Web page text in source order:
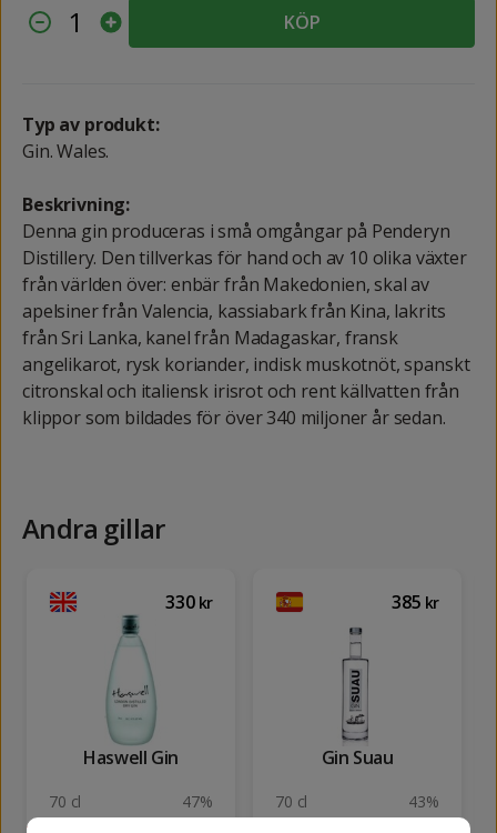
1 KÖP
Typ av produkt:
Gin. Wales.
Beskrivning:
Denna gin produceras i små omgångar på Penderyn
Distillery. Den tillverkas för hand och av 10 olika växter
från världen över: enbär från Makedonien, skal av
apelsiner från Valencia, kassiabark från Kina, lakrits
från Sri Lanka, kanel från Madagaskar, fransk
angelikarot, rysk koriander, indisk muskotnöt, spanskt
citronskal och italiensk irisrot och rent källvatten från
klippor som bildades för över 340 miljoner år sedan.
Andra gillar
330 kr
Haswell Gin
70 cl 47%
385 kr
Gin Suau
70 cl 43%